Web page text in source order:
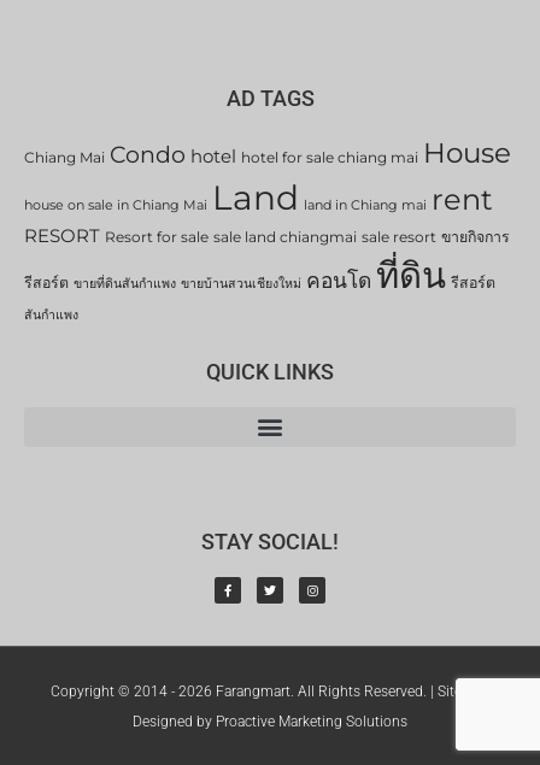
AD TAGS
Chiang Mai Condo hotel hotel for sale chiang mai House
house on sale in Chiang Mai Land land in Chiang mai rent
RESORT Resort for sale sale land chiangmai sale resort ขายกิจการ
รีสอร์ต ขายที่ดินสันกำแพง ขายบ้านสวนเชียงใหม่ คอนโด ที่ดิน รีสอร์ต
สันกำแพง
QUICK LINKS
STAY SOCIAL!
Copyright © 2014 - 2026 Farangmart. All Rights Reserved. | Sitemap
Designed by Proactive Marketing Solutions